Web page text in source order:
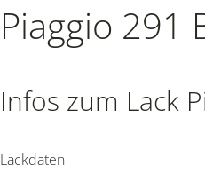
Piaggio 291
Infos zum Lack
Lackdaten